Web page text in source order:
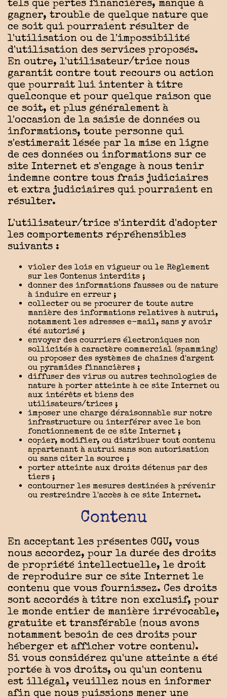
tels que pertes financières, manque à
gagner, trouble de quelque nature que
ce soit qui pourraient résulter de
l'utilisation ou de l'impossibilité
d'utilisation des services proposés.
En outre, l'utilisateur/trice nous
garantit contre tout recours ou action
que pourrait lui intenter à titre
quelconque et pour quelque raison que
ce soit, et plus généralement à
l'occasion de la saisie de données ou
informations, toute personne qui
s'estimerait lésée par la mise en ligne
de ces données ou informations sur ce
site Internet et s'engage à nous tenir
indemne contre tous frais judiciaires
et extra judiciaires qui pourraient en
résulter.
L'utilisateur/trice s'interdit d'adopter
les comportements répréhensibles
suivants :
violer des lois en vigueur ou le Règlement
sur les Contenus interdits ;
donner des informations fausses ou de nature
à induire en erreur ;
collecter ou se procurer de toute autre
manière des informations relatives à autrui,
notamment les adresses e-mail, sans y avoir
été autorisé ;
envoyer des courriers électroniques non
sollicités à caractère commercial (spamming)
ou proposer des systèmes de chaînes d'argent
ou pyramides financières ;
diffuser des virus ou autres technologies de
nature à porter atteinte à ce site Internet ou
aux intérêts et biens des
utilisateurs/trices ;
imposer une charge déraisonnable sur notre
infrastructure ou interférer avec le bon
fonctionnement de ce site Internet ;
copier, modifier, ou distribuer tout contenu
appartenant à autrui sans son autorisation
ou sans citer la source ;
porter atteinte aux droits détenus par des
tiers ;
contourner les mesures destinées à prévenir
ou restreindre l'accès à ce site Internet.
Contenu
En acceptant les présentes CGU, vous
nous accordez, pour la durée des droits
de propriété intellectuelle, le droit
de reproduire sur ce site Internet le
contenu que vous fournissez. Ces droits
sont accordés à titre non exclusif, pour
le monde entier de manière irrévocable,
gratuite et transférable (nous avons
notamment besoin de ces droits pour
héberger et afficher votre contenu).
Si vous considérez qu'une atteinte a été
portée à vos droits, ou qu'un contenu
est illégal, veuillez nous en informer
afin que nous puissions mener une